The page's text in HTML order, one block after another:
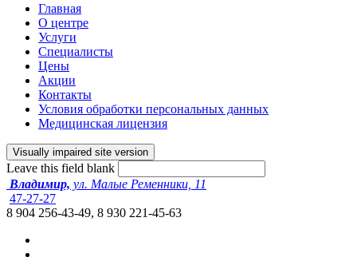
Главная
О центре
Услуги
Специалисты
Цены
Акции
Контакты
Условия обработки персональных данных
Медицинская лицензия
Leave this field blank
Владимир, ул. Малые Ременники, 11
47-27-27
8 904 256-43-49, 8 930 221-45-63